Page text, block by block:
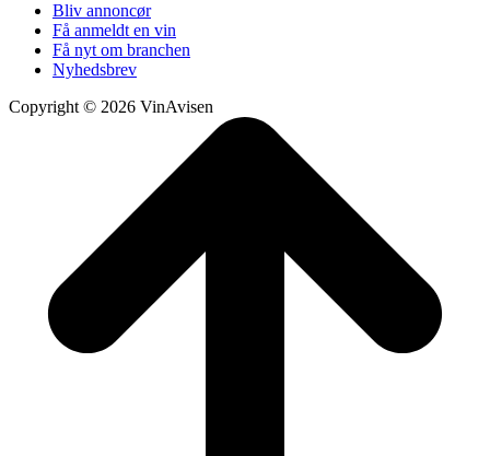
Bliv annoncør
Få anmeldt en vin
Få nyt om branchen
Nyhedsbrev
Copyright © 2026 VinAvisen